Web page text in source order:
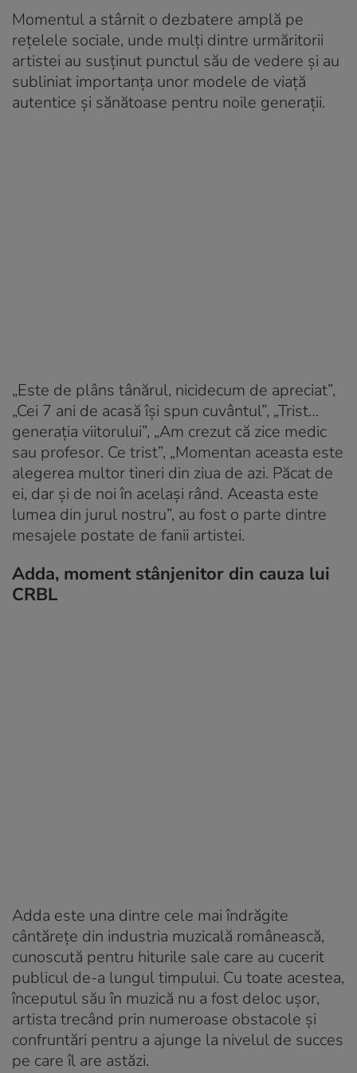
Momentul a stârnit o dezbatere amplă pe
rețelele sociale, unde mulți dintre urmăritorii
artistei au susținut punctul său de vedere și au
subliniat importanța unor modele de viață
autentice și sănătoase pentru noile generații.
„Este de plâns tânărul, nicidecum de apreciat”,
„Cei 7 ani de acasă își spun cuvântul”, „Trist…
generația viitorului”, „Am crezut că zice medic
sau profesor. Ce trist”, „Momentan aceasta este
alegerea multor tineri din ziua de azi. Păcat de
ei, dar și de noi în același rând. Aceasta este
lumea din jurul nostru”, au fost o parte dintre
mesajele postate de fanii artistei.
Adda, moment stânjenitor din cauza lui
CRBL
Adda este una dintre cele mai îndrăgite
cântărețe din industria muzicală românească,
cunoscută pentru hiturile sale care au cucerit
publicul de-a lungul timpului. Cu toate acestea,
începutul său în muzică nu a fost deloc ușor,
artista trecând prin numeroase obstacole și
confruntări pentru a ajunge la nivelul de succes
pe care îl are astăzi.